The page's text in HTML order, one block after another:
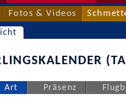
Fotos & Videos
Art Präsenz